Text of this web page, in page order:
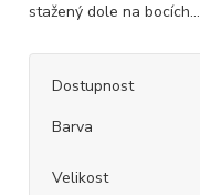
stažený dole na bocích...
Dostupnost
Barva
Velikost